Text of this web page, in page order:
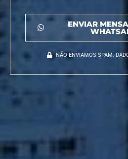
ENVIAR
NÃO ENVIAMOS SPAM.